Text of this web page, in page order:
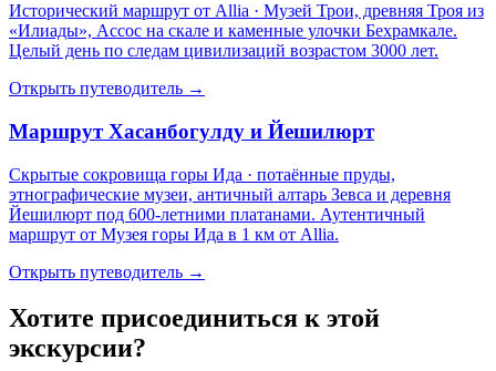
Исторический маршрут от Allia · Музей Трои, древняя Троя из
«Илиады», Ассос на скале и каменные улочки Бехрамкале.
Целый день по следам цивилизаций возрастом 3000 лет.
Открыть путеводитель →
Маршрут Хасанбогулду и Йешилюрт
Скрытые сокровища горы Ида · потаённые пруды,
этнографические музеи, античный алтарь Зевса и деревня
Йешилюрт под 600-летними платанами. Аутентичный
маршрут от Музея горы Ида в 1 км от Allia.
Открыть путеводитель →
Хотите присоединиться к этой
экскурсии?